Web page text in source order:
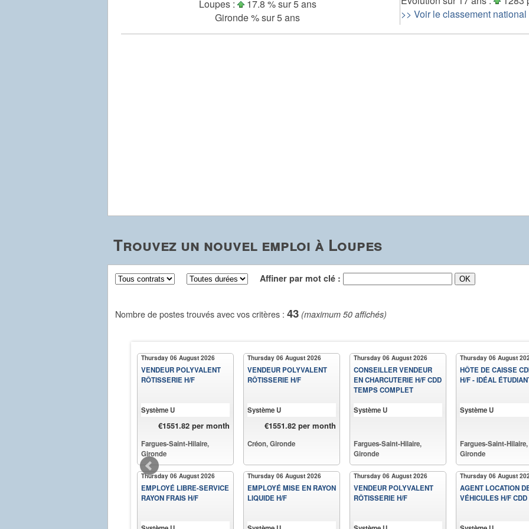
Loupes :
17.8 % sur 5 ans
Gironde % sur 5 ans
>> Voir le classement national
Trouvez un nouvel emploi à Loupes
Affiner par mot clé :
Nombre de postes trouvés avec vos critères : 43 (maximum 50 affichés)
Thursday 06 August 2026
VENDEUR POLYVALENT
RÔTISSERIE H/F
Système U
€1551.82 per month
Fargues-Saint-Hilaire,
Gironde
Thursday 06 August 2026
EMPLOYÉ LIBRE-SERVICE
RAYON FRAIS H/F
Thursday 06 August 2026
VENDEUR POLYVALENT
RÔTISSERIE H/F
Système U
€1551.82 per month
Créon, Gironde
Thursday 06 August 2026
EMPLOYÉ MISE EN RAYON
LIQUIDE H/F
Thursday 06 August 2026
CONSEILLER VENDEUR
EN CHARCUTERIE H/F CDD
TEMPS COMPLET
Système U
Fargues-Saint-Hilaire,
Gironde
Thursday 06 August 2026
VENDEUR POLYVALENT
RÔTISSERIE H/F
Thursday 06 August
HÔTE DE CAISSE
H/F - IDÉAL
Système U
Fargues-Saint-Hilaire,
Gironde
Thursday 06 August
AGENT LOCATION
VÉHICULES H/F CDD